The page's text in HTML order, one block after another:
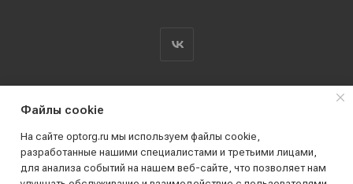
2019 - 2026 © АО КПК "Ставропольстройопторг"
Файлы cookie
На сайте optorg.ru мы используем файлы cookie,
разработанные нашими специалистами и третьими лицами,
для анализа событий на нашем веб-сайте, что позволяет нам